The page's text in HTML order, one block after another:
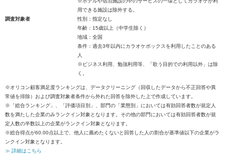
用できる施設は除外する。
調査対象者
性別：指定なし
年齢：15歳以上（中学生除く）
地域：全国
条件：過去3年以内にカラオケボックスを利用したことのある
人
※ビジネス利用、勉強利用等、「歌う目的での利用以外」は除
く。
※オリコン顧客満足度ランキングは、データクリーニング（回収したデータから不正回答や異
常値を排除）および調査対象者条件から外れた回答を除外した上で作成しています。
※「総合ランキング」、「評価項目別」、部門の「業態別」においては有効回答者数が規定人
数を満たした企業のみランクイン対象となります。その他の部門においては有効回答者数が規
定人数の半数以上の企業がランクイン対象となります。
※総合得点が60.00点以上で、他人に薦めたくないと回答した人の割合が基準値以下の企業がラ
ンクイン対象となります。
≫ 詳細はこちら